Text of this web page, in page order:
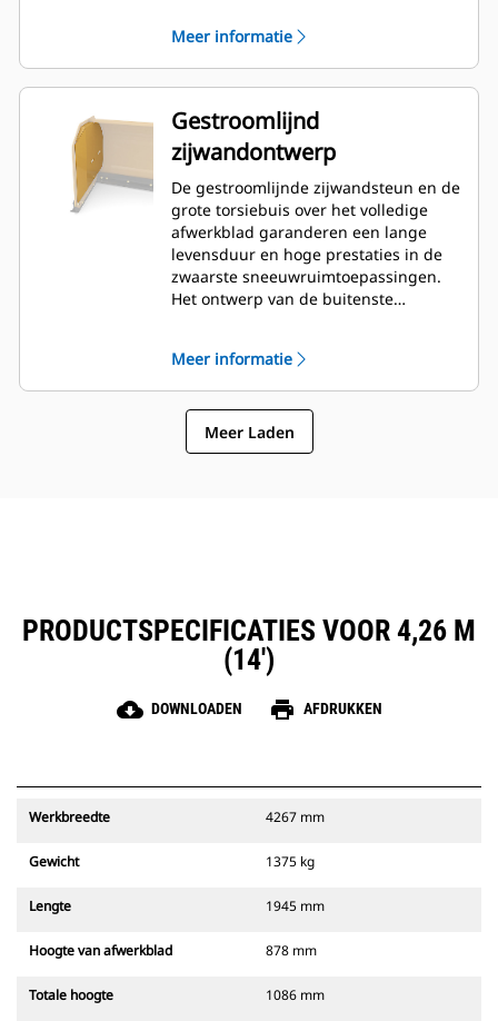
Meer informatie
Gestroomlijnd
zijwandontwerp
De gestroomlijnde zijwandsteun en de
grote torsiebuis over het volledige
afwerkblad garanderen een lange
levensduur en hoge prestaties in de
zwaarste sneeuwruimtoepassingen.
Het ontwerp van de buitenste
blijft kleven en de buitenste delen van
de schuif uitstekend worden
ondersteund.
Meer informatie
Meer Laden
PRODUCTSPECIFICATIES VOOR 4,26 M
(14')
cloud_download DOWNLOADEN print AFDRUKKEN
Werkbreedte 4267 mm
Gewicht 1375 kg
Lengte 1945 mm
Hoogte van afwerkblad 878 mm
Totale hoogte 1086 mm